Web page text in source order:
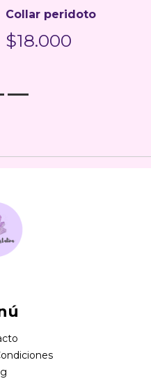
Collar peridoto
$18.000